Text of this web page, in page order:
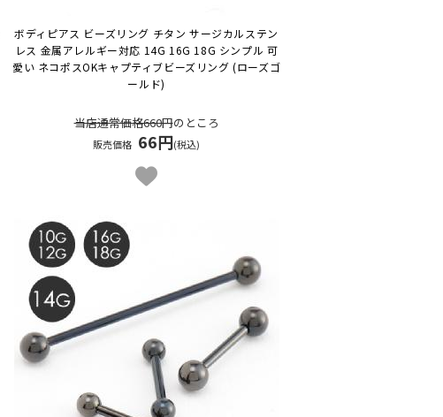
ボディピアス ビーズリング チタン サージカルステン
レス 金属アレルギー対応 14G 16G 18G シンプル 可
愛い ネコポスOKキャプティブビーズリング (ローズゴ
ールド)
当店通常価格660円のところ
販売価格 66円(税込)